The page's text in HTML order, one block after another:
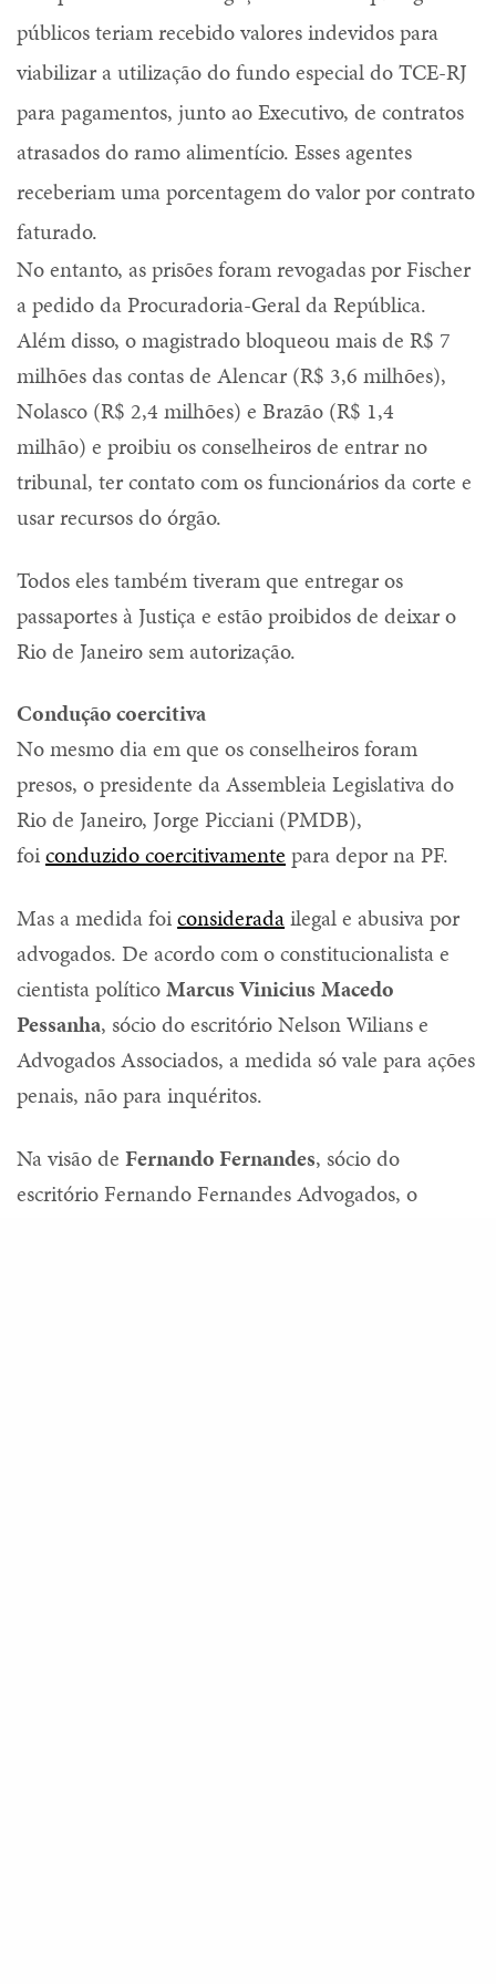
públicos teriam recebido valores indevidos para
viabilizar a utilização do fundo especial do TCE-RJ
para pagamentos, junto ao Executivo, de contratos
atrasados do ramo alimentício. Esses agentes
receberiam uma porcentagem do valor por contrato
faturado.
No entanto, as prisões foram revogadas por Fischer
a pedido da Procuradoria-Geral da República.
Além disso, o magistrado bloqueou mais de R$ 7
milhões das contas de Alencar (R$ 3,6 milhões),
Nolasco (R$ 2,4 milhões) e Brazão (R$ 1,4
milhão) e proibiu os conselheiros de entrar no
tribunal, ter contato com os funcionários da corte e
usar recursos do órgão.
Todos eles também tiveram que entregar os
passaportes à Justiça e estão proibidos de deixar o
Rio de Janeiro sem autorização.
Condução coercitiva
No mesmo dia em que os conselheiros foram
presos, o presidente da Assembleia Legislativa do
Rio de Janeiro, Jorge Picciani (PMDB),
foiconduzido coercitivamente para depor na PF.
Mas a medida foiconsideradailegal e abusiva por
advogados. De acordo com o constitucionalista e
cientista políticoMarcus ViniciusMacedo
Pessanha, sócio do escritório Nelson Wilians e
Advogados Associados, a medida só vale para ações
penais, não para inquéritos.
Na visão deFernando Fernandes, sócio do
escritório Fernando Fernandes Advogados, o